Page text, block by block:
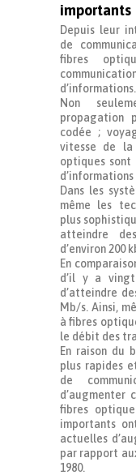
importants
Depuis leur
de
fibres
d’informations.
Non
propagation
codée ;
vitesse de la
optiques sont
Dans les
même les
plus
atteindre
d’environ 200
En
d’il y a
d’atteindre
Mb/s. Ainsi,
à fibres
le débit des
En raison du
plus rapides
de
d’augmenter
fibres
importants
actuelles
par rapport
1980.